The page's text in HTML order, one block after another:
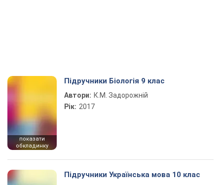
показати
обкладинку
Підручники Біологія 9 клас
Автори: К.М. Задорожній
Рік: 2017
Підручники Українська мова 10 клас